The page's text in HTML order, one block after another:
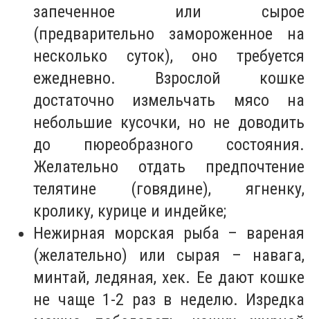
запеченное или сырое
(предварительно замороженное на
несколько суток), оно требуется
ежедневно. Взрослой кошке
достаточно измельчать мясо на
небольшие кусочки, но не доводить
до пюреобразного состояния.
Желательно отдать предпочтение
телятине (говядине), ягненку,
кролику, курице и индейке;
Нежирная морская рыба – вареная
(желательно) или сырая – навага,
минтай, ледяная, хек. Ее дают кошке
не чаще 1-2 раз в неделю. Изредка